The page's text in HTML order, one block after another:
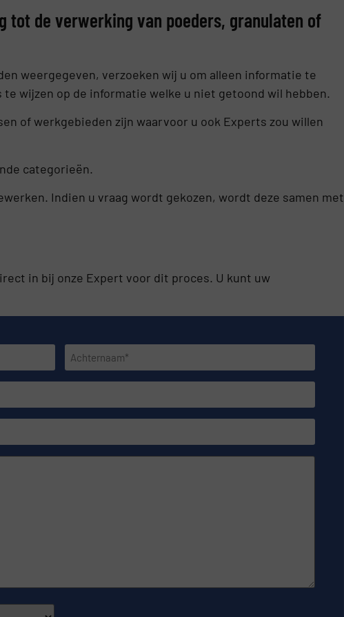
tot de verwerking van poeders, granulaten of
weergegeven, verzoeken wij u om alleen informatie te
wijzen op de informatie welke u niet getoond wil hebben.
of werkgebieden zijn waarvoor u ook Experts zou willen
categorieën.
Indien u vraag wordt gekozen, wordt deze samen met
in bij onze Expert voor dit proces. U kunt uw